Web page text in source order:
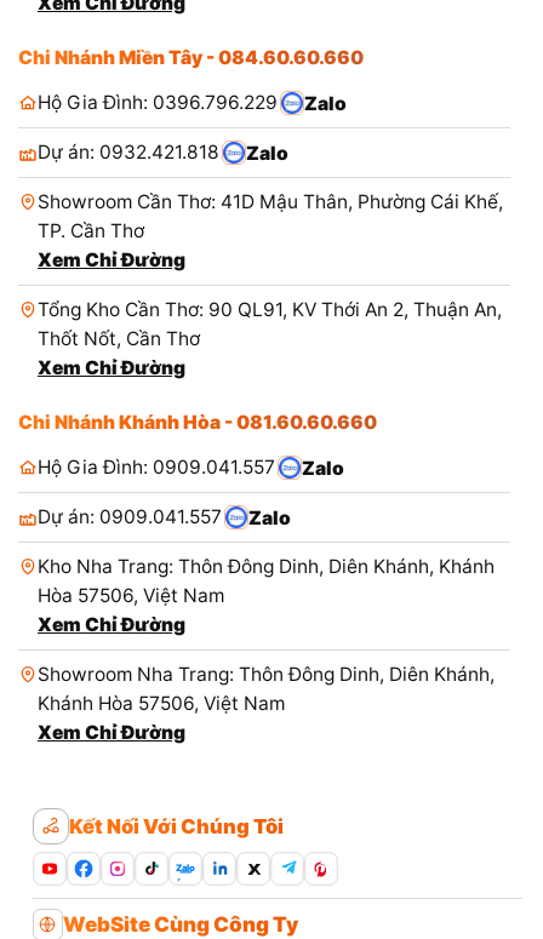
Chi Nhánh Miền Tây - 084.60.60.660
Hộ Gia Đình: 0396.796.229
Zalo
Dự án: 0932.421.818 Zalo
Showroom Cần Thơ: 41D Mậu Thân, Phường Cái Khế,
TP. Cần Thơ
Xem Chỉ Đường
Tổng Kho Cần Thơ: 90 QL91, KV Thới An 2, Thuận An,
Thốt Nốt, Cần Thơ
Xem Chỉ Đường
Chi Nhánh Khánh Hòa - 081.60.60.660
Hộ Gia Đình: 0909.041.557
Zalo
Dự án: 0909.041.557 Zalo
Kho Nha Trang: Thôn Đông Dinh, Diên Khánh, Khánh
Hòa 57506, Việt Nam
Xem Chỉ Đường
Showroom Nha Trang: Thôn Đông Dinh, Diên Khánh,
Khánh Hòa 57506, Việt Nam
Xem Chỉ Đường
Kết Nối Với Chúng Tôi
Zalo
WebSite Cùng Công Ty